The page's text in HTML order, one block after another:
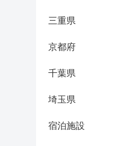
三重県
京都府
千葉県
埼玉県
宿泊施設